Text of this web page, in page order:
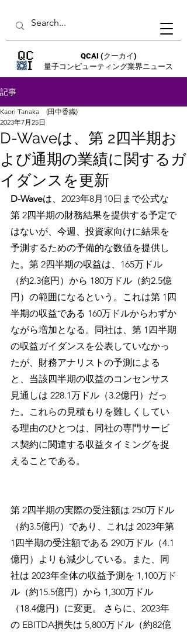
QCAI (クーカイ)
量子コンピューティング業界ニュース
記事
D-Waveは、第 2四半期お
よび通期の業績に関するガ
イダンスを更新
Kaori Tanaka (田中香織)
2023年7月25日
D-Waveは、2023年8月10日まで公式な
第 2四半期の財務結果を提供する予定で
はないが、今週、投資家向けに結果を
予測するための予備的な数値を提供し
た。第 2四半期の収益は、165万ドル
（約2.3億円）から 180万ドル（約2.5億
円）の範囲になるという。これは第 1四
半期の収益である 160万ドルからわずか
ながら増加となる。同社は、第 1四半期
の収益ガイダンスを公表していなかっ
たが、財務アナリストの予測による
と、当該四半期の収益のコンセンサス
見通しは 228.1万ドル（3.2億円）だっ
た。これらの見積もりを難しくしてい
る理由のひとつは、同社の専門サービ
ス契約に関連する収益タイミングを捉
えることである。
第 2四半期の実際の受注額は 250万ドル
（約3.5億円）であり、これは 2023年第
1四半期の受注額である 290万ドル（4.1
億円）よりも減少している。また、同
社は 2023年全体の収益予測を 1,100万ド
ル（約15.5億円）から 1,300万ドル
（18.4億円）に変更。 さらに、2023年
の EBITDA損失は 5,800万ドル（約82億